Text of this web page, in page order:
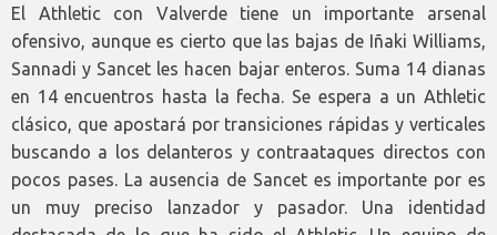
El Athletic con Valverde tiene un importante arsenal
ofensivo, aunque es cierto que las bajas de Iñaki Williams,
Sannadi y Sancet les hacen bajar enteros. Suma 14 dianas
en 14 encuentros hasta la fecha. Se espera a un Athletic
clásico, que apostará por transiciones rápidas y verticales
buscando a los delanteros y contraataques directos con
pocos pases. La ausencia de Sancet es importante por es
un muy preciso lanzador y pasador. Una identidad